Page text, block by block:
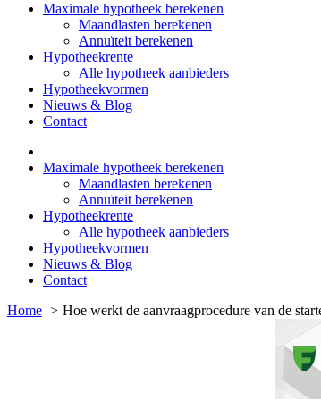
Maximale hypotheek berekenen
Maandlasten berekenen
Annuïteit berekenen
Hypotheekrente
Alle hypotheek aanbieders
Hypotheekvormen
Nieuws & Blog
Contact
Maximale hypotheek berekenen
Maandlasten berekenen
Annuïteit berekenen
Hypotheekrente
Alle hypotheek aanbieders
Hypotheekvormen
Nieuws & Blog
Contact
Home
Hoe werkt de aanvraagprocedure van de